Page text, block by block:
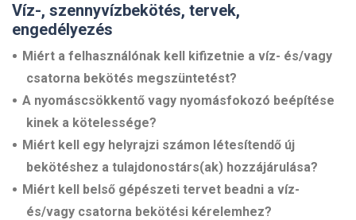
Víz-, szennyvízbekötés, tervek,
engedélyezés
Miért a felhasználónak kell kifizetnie a víz- és/vagy
csatorna bekötés megszüntetést?
A nyomáscsökkentő vagy nyomásfokozó beépítése
kinek a kötelessége?
Miért kell egy helyrajzi számon létesítendő új
bekötéshez a tulajdonostárs(ak) hozzájárulása?
Miért kell belső gépészeti tervet beadni a víz-
és/vagy csatorna bekötési kérelemhez?